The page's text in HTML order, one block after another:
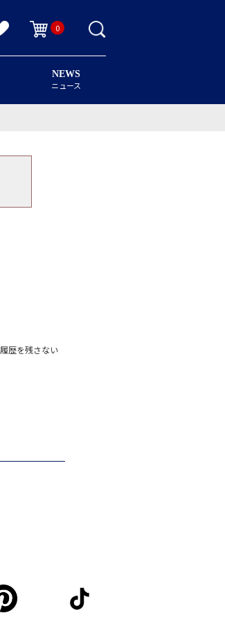
0
NEWS
ニュース
履歴を残さない